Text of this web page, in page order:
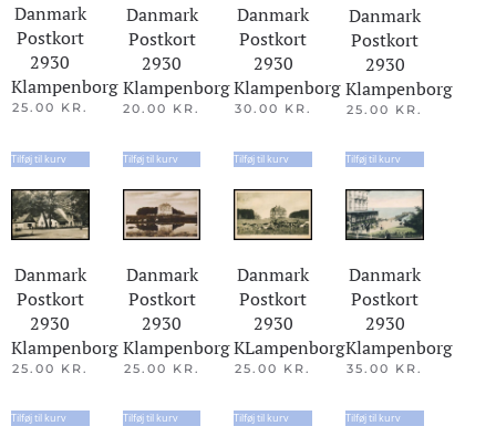
Danmark
Postkort
2930
Klampenborg
25.00 KR.
Tilføj til kurv
Danmark
Postkort
2930
Klampenborg
20.00 KR.
Tilføj til kurv
Danmark
Postkort
2930
Klampenborg
30.00 KR.
Tilføj til kurv
Danmark
Postkort
2930
Klampenborg
25.00 KR.
Tilføj til kurv
Danmark
Postkort
2930
Klampenborg
25.00 KR.
Tilføj til kurv
Danmark
Postkort
2930
Klampenborg
25.00 KR.
Tilføj til kurv
Danmark
Postkort
2930
KLampenborg
25.00 KR.
Tilføj til kurv
Danmark
Postkort
2930
Klampenborg
35.00 KR.
Tilføj til kurv